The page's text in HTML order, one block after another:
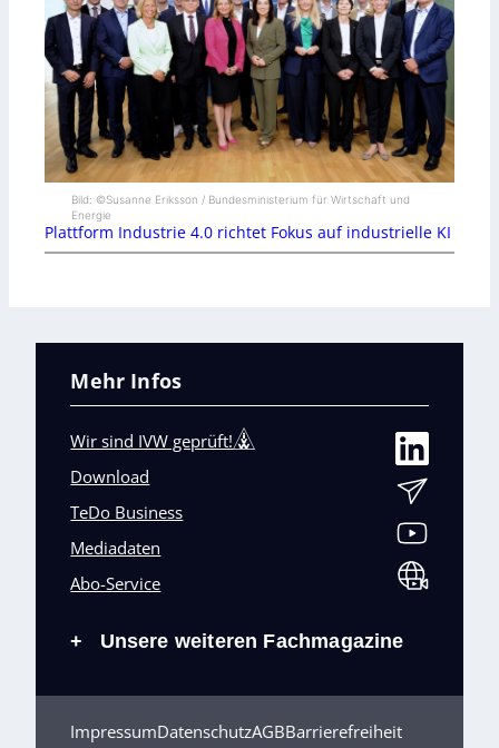
Bild: ©Susanne Eriksson / Bundesministerium für Wirtschaft und
Energie
Plattform Industrie 4.0 richtet Fokus auf industrielle KI
Mehr Infos
Wir sind IVW geprüft!
Download
TeDo Business
Mediadaten
Abo-Service
+ Unsere weiteren Fachmagazine
ImpressumDatenschutzAGBBarrierefreiheit